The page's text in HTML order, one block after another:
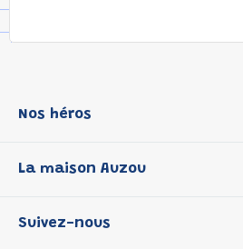
Nos héros
P'tit Loup
Les Influenceuses
La maison Auzou
Notre histoire
Suivez-nous